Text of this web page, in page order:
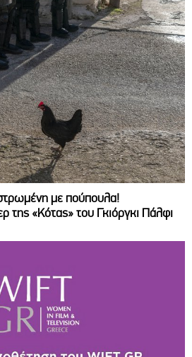
με πούπουλα!
της «Κότας» του Γκιόργκι Πάλφι